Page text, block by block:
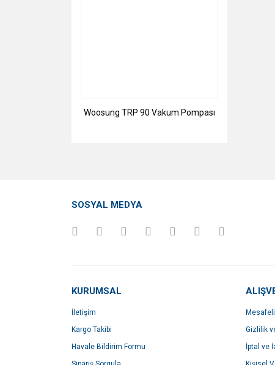
Woosung TRP 90 Vakum Pompası
SOSYAL MEDYA
KURUMSAL
İletişim
Kargo Takibi
Havale Bildirim Formu
Gizlilik
İptal ve